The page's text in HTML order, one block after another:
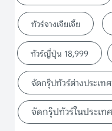
ทัวร์จางเจียเจี้ย
ทัวร์ญี่ปุ่น 18,999
จัดกรุ๊ปทัวร์ต่างประเทศ
จัดกรุ๊ปทัวร์ในประเทศ